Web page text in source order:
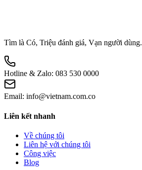
Tìm là Có, Triệu đánh giá, Vạn người dùng.
Hotline & Zalo: 083 530 0000
Email: info@vietnam.com.co
Liên kết nhanh
Về chúng tôi
Liên hệ với chúng tôi
Công việc
Blog